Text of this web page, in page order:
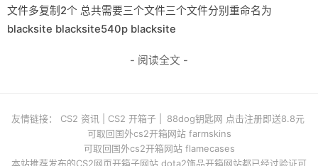
文件多复制2个 总共需要三个文件三个文件分别重命名为
blacksite blacksite540p blacksite
- 阅读全文 -
友情链接： CS2 资讯 CS2 开箱子
88dog钥匙网 点击注册即送8.8元
可取回国外cs2开箱网站 farmskins
可取回国外cs2开箱网站 flamecases
本站推荐发布的CS2网页开箱子网站 dota2饰品开箱网站都已经过验证可